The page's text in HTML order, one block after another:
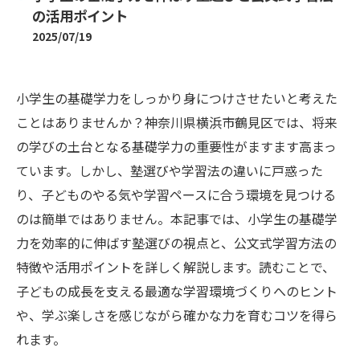
の活用ポイント
2025/07/19
小学生の基礎学力をしっかり身につけさせたいと考えた
ことはありませんか？神奈川県横浜市鶴見区では、将来
の学びの土台となる基礎学力の重要性がますます高まっ
ています。しかし、塾選びや学習法の違いに戸惑った
り、子どものやる気や学習ペースに合う環境を見つける
のは簡単ではありません。本記事では、小学生の基礎学
力を効率的に伸ばす塾選びの視点と、公文式学習方法の
特徴や活用ポイントを詳しく解説します。読むことで、
子どもの成長を支える最適な学習環境づくりへのヒント
や、学ぶ楽しさを感じながら確かな力を育むコツを得ら
れます。